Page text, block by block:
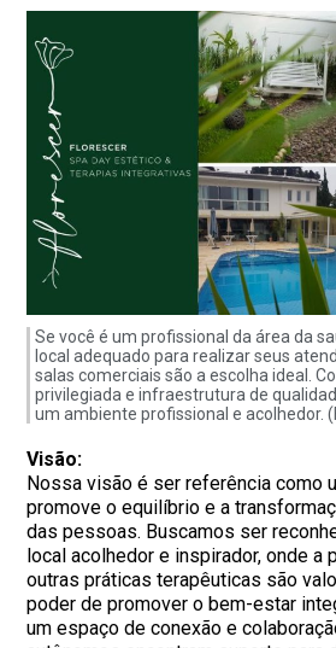
Se você é um profissional da área da
local adequado para realizar seus
salas comerciais são a escolha ideal.
privilegiada e infraestrutura de
um ambiente profissional e acolhedor.
Visão:
Nossa visão é ser referência como
promove o equilíbrio e a
das pessoas. Buscamos ser
local acolhedor e inspirador, onde
outras práticas terapêuticas são
poder de promover o bem-estar
um espaço de conexão e